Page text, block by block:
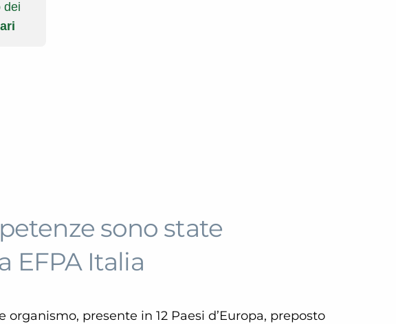
dei
sono state
EFPA Italia
organismo, presente in 12 Paesi d’Europa, preposto